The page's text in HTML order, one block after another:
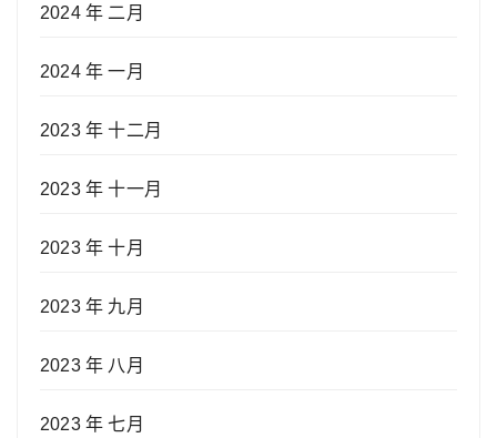
2024 年 二月
2024 年 一月
2023 年 十二月
2023 年 十一月
2023 年 十月
2023 年 九月
2023 年 八月
2023 年 七月